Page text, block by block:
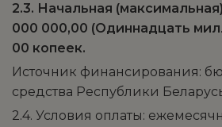
2.3. Начальная (максимальная)
000 000,00 (Одиннадцать
00 копеек.
Источник финансирования:
средства Республики
2.4. Условия оплаты: